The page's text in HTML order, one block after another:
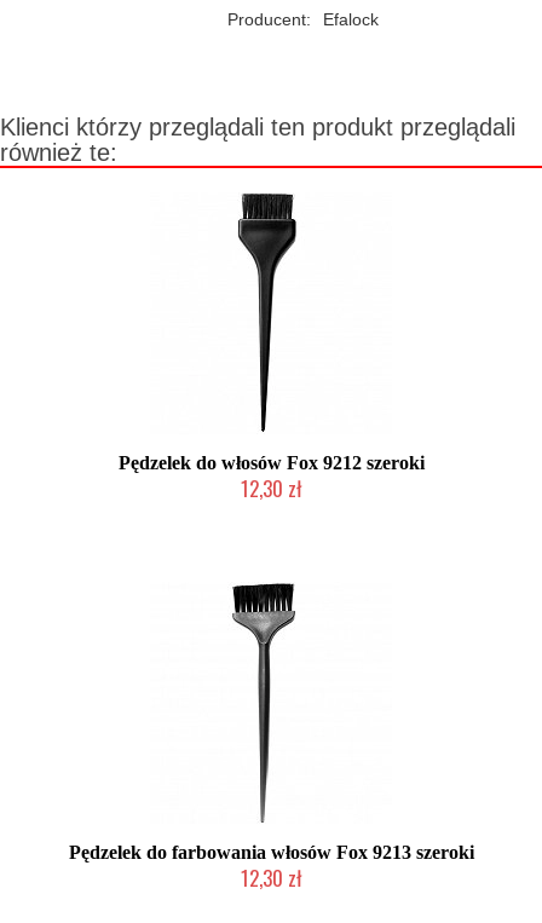
Producent: Efalock
Klienci którzy przeglądali ten produkt przeglądali
również te:
Pędzelek do włosów Fox 9212 szeroki
12,30 zł
Pędzelek do farbowania włosów Fox 9213 szeroki
12,30 zł